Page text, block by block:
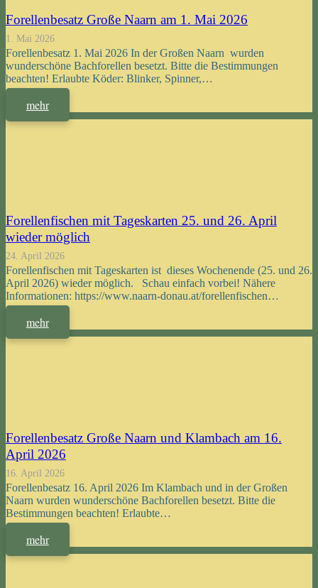
Forellenbesatz Große Naarn am 1. Mai 2026
1. Mai 2026
Forellenbesatz 1. Mai 2026 In der Großen Naarn wurden
wunderschöne Bachforellen besetzt. Bitte die Bestimmungen
beachten! Erlaubte Köder: Blinker, Spinner,…
mehr
Forellenfischen mit Tageskarten 25. und 26. April
wieder möglich
24. April 2026
Forellenfischen mit Tageskarten ist dieses Wochenende (25. und 26.
April 2026) wieder möglich. Schau einfach vorbei! Nähere
Informationen: https://www.naarn-donau.at/forellenfischen…
mehr
Forellenbesatz Große Naarn und Klambach am 16.
April 2026
16. April 2026
Forellenbesatz 16. April 2026 Im Klambach und in der Großen
Naarn wurden wunderschöne Bachforellen besetzt. Bitte die
Bestimmungen beachten! Erlaubte…
mehr